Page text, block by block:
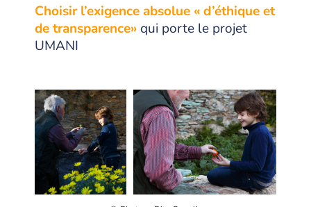
Choisir l’exigence absolue « d’éthique et
de transparence» qui porte le projet
UMANI